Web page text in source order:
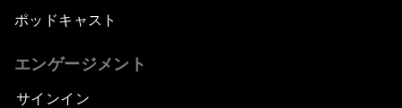
ポッドキャスト
エンゲージメント
サインイン